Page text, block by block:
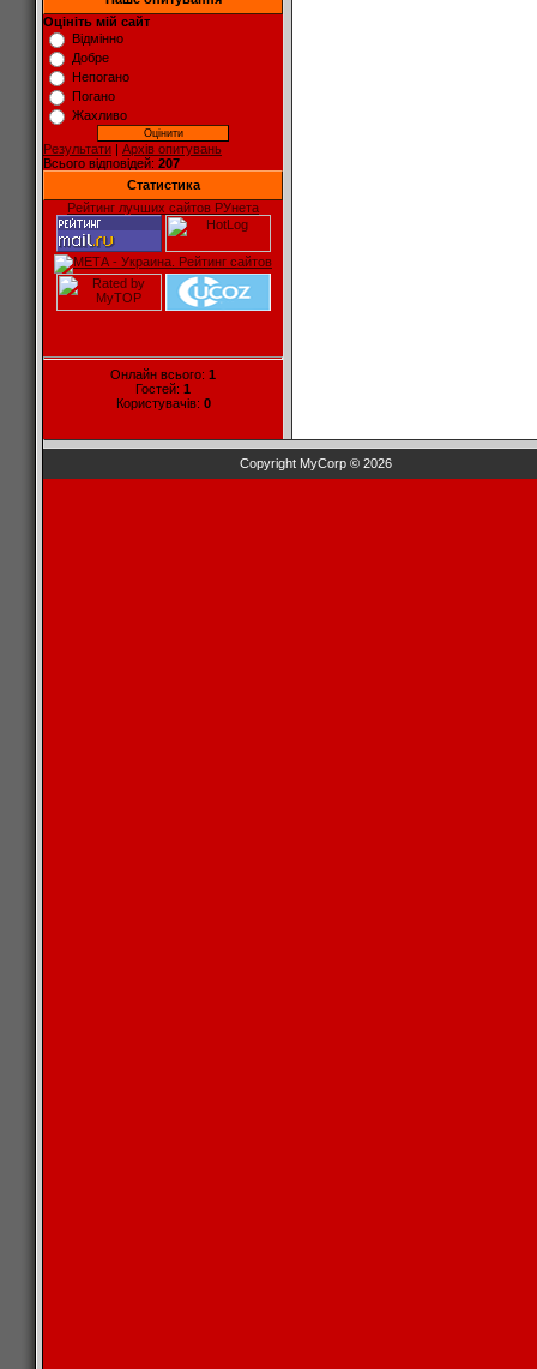
Оцініть мій сайт
Відмінно
Добре
Непогано
Погано
Жахливо
Результати | Архів опитувань
Всього відповідей: 207
Статистика
Рейтинг лучших сайтов РУнета
Онлайн всього: 1
Гостей: 1
Користувачів: 0
Copyright MyCorp © 2026